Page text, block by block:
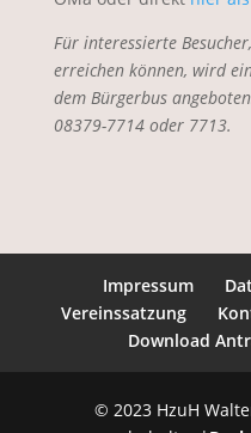
Für interessierte
erreichen können, wird
dem Bürgerbus
08379-7714 oder 7713.
Impressum
Vereinssatzung
Download
© 2023 HzuH